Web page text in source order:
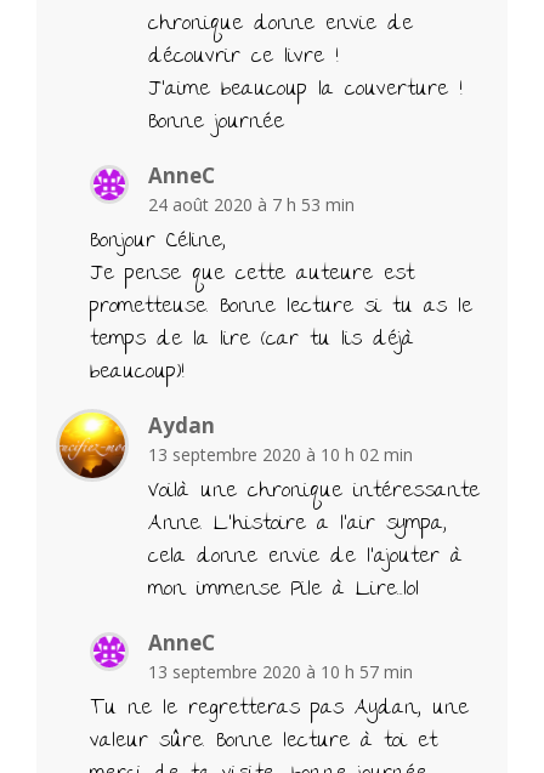
chronique donne envie de
découvrir ce livre !
J’aime beaucoup la couverture !
Bonne journée
AnneC
24 août 2020 à 7 h 53 min
Bonjour Céline,
Je pense que cette auteure est
prometteuse. Bonne lecture si tu as le
temps de la lire (car tu lis déjà
beaucoup)!
Aydan
13 septembre 2020 à 10 h 02 min
Voilà une chronique intéressante
Anne. L’histoire a l’air sympa,
cela donne envie de l’ajouter à
mon immense Pile à Lire…lol
AnneC
13 septembre 2020 à 10 h 57 min
Tu ne le regretteras pas Aydan, une
valeur sûre. Bonne lecture à toi et